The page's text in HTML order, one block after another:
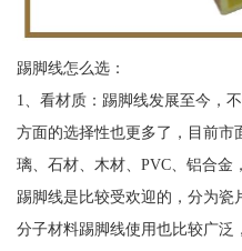
踢脚线怎么选：
1、看材质：踢脚线发展至今，
方面的选择性也更多了，目前市
璃、石材、木材、PVC、铝合金
踢脚线是比较受欢迎的，分为瓷
分子材料踢脚线使用也比较广泛